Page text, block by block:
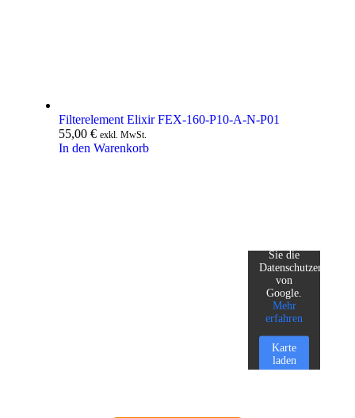
Filterelement Elixir FEX-160-P10-A-N-P01
55,00 € exkl. MwSt.
In den Warenkorb
Sie die
von
Google.
Mehr
erfahren
Karte
laden